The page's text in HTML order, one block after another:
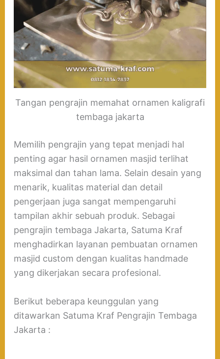
Tangan pengrajin memahat ornamen kaligrafi
tembaga jakarta
Memilih pengrajin yang tepat menjadi hal
penting agar hasil ornamen masjid terlihat
maksimal dan tahan lama. Selain desain yang
menarik, kualitas material dan detail
pengerjaan juga sangat mempengaruhi
tampilan akhir sebuah produk. Sebagai
pengrajin tembaga Jakarta, Satuma Kraf
menghadirkan layanan pembuatan ornamen
masjid custom dengan kualitas handmade
yang dikerjakan secara profesional.
Berikut beberapa keunggulan yang
ditawarkan Satuma Kraf Pengrajin Tembaga
Jakarta :